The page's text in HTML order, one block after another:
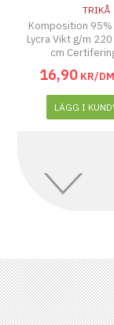
TRIKÅ
Komposition 95%
Lycra Vikt g/m
cm
16,90 KR/DM
LÄGG I